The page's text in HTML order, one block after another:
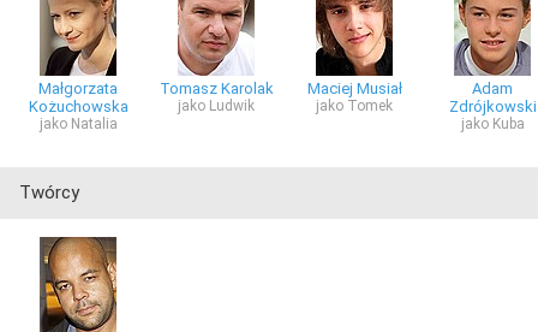
Małgorzata
Kożuchowska
jako Natalia
Tomasz Karolak
jako Ludwik
Maciej Musiał
jako Tomek
Adam
Zdrójkowski
jako Kuba
Twórcy